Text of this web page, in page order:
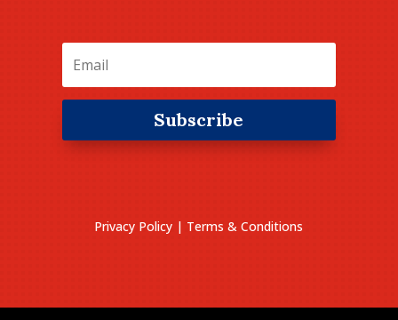
Subscribe
Privacy Policy | Terms & Conditions